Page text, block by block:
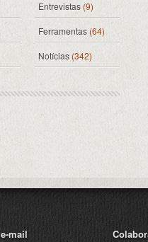
Entrevistas (9)
Ferramentas(64)
Notícias (342)
mail